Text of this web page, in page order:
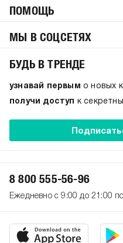
ПОМОЩЬ
МЫ В СОЦСЕТЯХ
БУДЬ В ТРЕНДЕ
узнавай первым о новых
получи доступ
к
8 800 555-56-96
Ежедневно с 9:00 до 21:00